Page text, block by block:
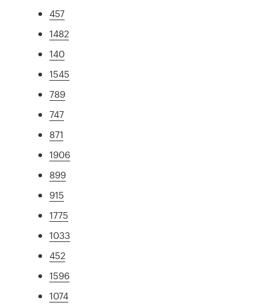
457
1482
140
1545
789
747
871
1906
899
915
1775
1033
452
1596
1074